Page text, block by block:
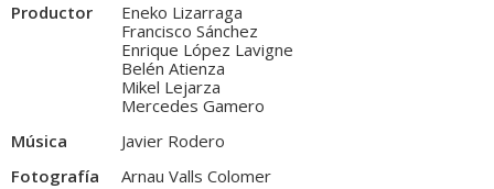
Productor
Eneko Lizarraga
Francisco Sánchez
Enrique López Lavigne
Belén Atienza
Mikel Lejarza
Mercedes Gamero
Música
Javier Rodero
Fotografía
Arnau Valls Colomer